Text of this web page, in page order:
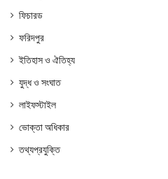
ফিচারড
ফরিদপুর
ইতিহাস ও ঐতিহ্য
যুদ্ধ ও সংঘাত
লাইফস্টাইল
ভোক্তা অধিকার
তথ্যপ্রযুক্তি